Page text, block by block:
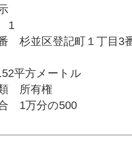
1
杉並区登記町１丁目3
平方メートル
所有権
1万分の500